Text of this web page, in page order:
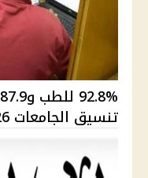
تنسيق الجامعات 2026 وأماكن المرحلة ...